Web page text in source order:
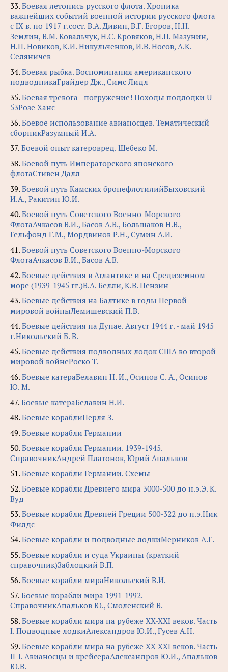
33. Боевая летопись русского флота. Хроника
важнейших событий военной истории русского флота
с IX в. по 1917 г.сост. В.А. Дивин, В.Г. Егоров, Н.Н.
Землин, В.М. Ковальчук, Н.С. Кровяков, Н.П. Мазунин,
Н.П. Новиков, К.И. Никульченков, И.В. Носов, А.К.
Селяничев
34. Боевая рыбка. Воспоминания американского
подводникаГрайдер Дж., Симс Лидл
35. Боевая тревога - погружение! Походы подлодки U-
53Розе Ханс
36. Боевое использование авианосцев. Тематический
сборникРазумный И.А.
37. Боевой опыт катеровред. Шебеко М.
38. Боевой путь Императорского японского
флотаСтивен Далл
39. Боевой путь Камских бронефлотилийБыховский
И.А., Ракитин Ю.И.
40. Боевой путь Советского Военно-Морского
ФлотаАчкасов В.И., Басов А.В., Большаков Н.В.,
Гельфонд Г.М., Мордвинов Р.Н., Сумин А.И.
41. Боевой путь Советского Военно-Морского
ФлотаАчкасов В.И., Басов А.В.
42. Боевые действия в Атлантике и на Средиземном
море (1939-1945 гг.)В.А. Белли, К.В. Пензин
43. Боевые действия на Балтике в годы Первой
мировой войныЛемишевский П.В.
44. Боевые действия на Дунае. Август 1944 г. - май 1945
г.Никольский Б. В.
45. Боевые действия подводных лодок США во второй
мировой войнеРоско Т.
46. Боевые катераБелавин Н. И., Осипов С. А., Осипов
Ю. М.
47. Боевые катераБелавин Н.И.
48. Боевые кораблиПерля З.
49. Боевые корабли Германии
50. Боевые корабли Германии. 1939-1945.
СправочникАндрей Платонов, Юрий Апальков
51. Боевые корабли Германии. Схемы
52. Боевые корабли Древнего мира 3000-500 до н.э.Э. К.
Вуд
53. Боевые корабли Древней Греции 500-322 до н.э.Ник
Филдс
54. Боевые корабли и подводные лодкиМерников А.Г.
55. Боевые корабли и суда Украины (краткий
справочник)Заблоцкий В.П.
56. Боевые корабли мираНикольский В.И.
57. Боевые корабли мира 1991-1992.
СправочникАпальков Ю., Смоленский В.
58. Боевые корабли мира на рубеже XX-XXI веков. Часть
I. Подводные лодкиАлександров Ю.И., Гусев А.Н.
59. Боевые корабли мира на рубеже XX-XXI веков. Часть
II-I. Авианосцы и крейсераАлександров Ю.И., Апальков
Ю.В.